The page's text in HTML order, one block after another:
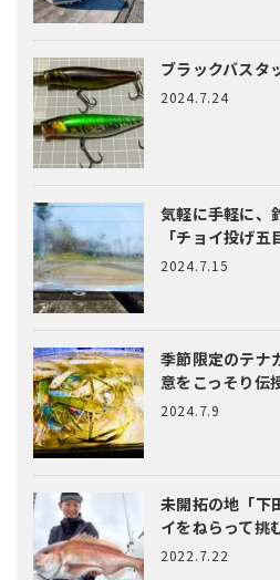
ブラックバスタ
2024.7.24
気軽に手軽に、
「チョイ投げ
2024.7.15
季節限定のテナ
意をこっそり伝
2024.7.9
未開拓の地「下
イをねらって挑
2022.7.22